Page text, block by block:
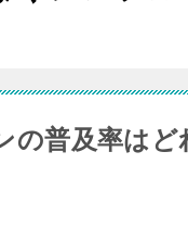
普及率はど